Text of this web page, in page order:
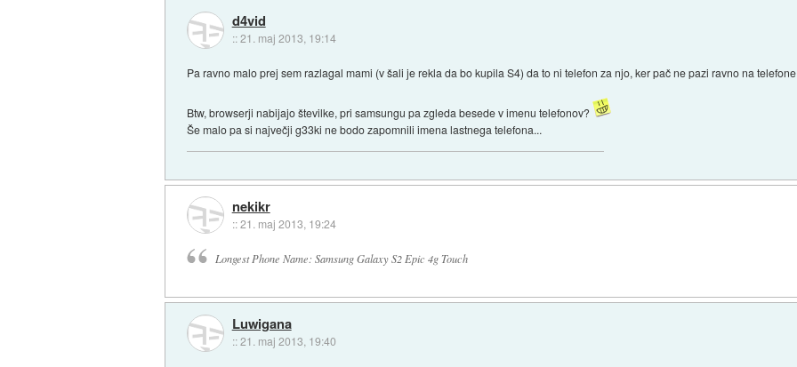
d4vid
::21. maj 2013, 19:14
Pa ravno malo prej sem razlagal mami (v šali je rekla da bo kupila S4) da to ni telefon za njo, ker pač ne pazi ravno na
Btw, browserji nabijajo številke, pri samsungu pa zgleda besede v imenu telefonov?
Še malo pa si največji g33ki ne bodo zapomnili imena lastnega telefona...
nekikr
::21. maj 2013, 19:24
Longest Phone Name: Samsung Galaxy S2 Epic 4g Touch
Luwigana
::21. maj 2013, 19:40